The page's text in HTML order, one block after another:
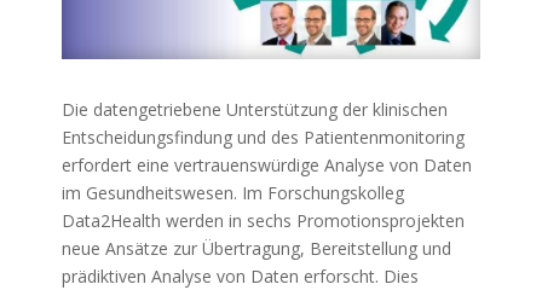
Die datengetriebene Unterstützung der klinischen
Entscheidungsfindung und des Patientenmonitoring
erfordert eine vertrauenswürdige Analyse von Daten
im Gesundheitswesen. Im Forschungskolleg
Data2Health werden in sechs Promotionsprojekten
neue Ansätze zur Übertragung, Bereitstellung und
prädiktiven Analyse von Daten erforscht. ‌Dies